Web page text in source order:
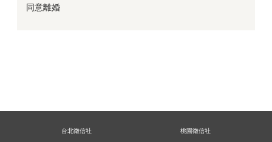
同意離婚
台北徵信社 桃園徵信社